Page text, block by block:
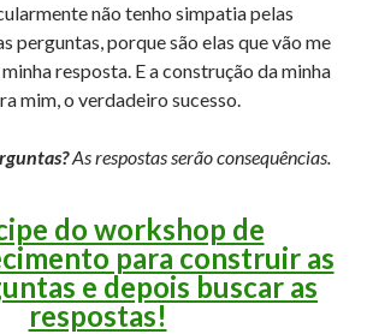
não tenho simpatia pelas
perguntas, porque são elas que vão me
resposta. E a construção da minha
mim, o verdadeiro sucesso.
As respostas serão consequências.
do workshop de
para construir as
e depois buscar as
respostas!